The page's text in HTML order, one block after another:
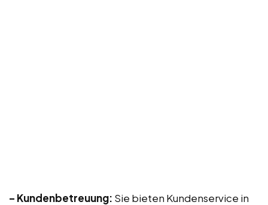
– Kundenbetreuung: Sie bieten Kundenservice in